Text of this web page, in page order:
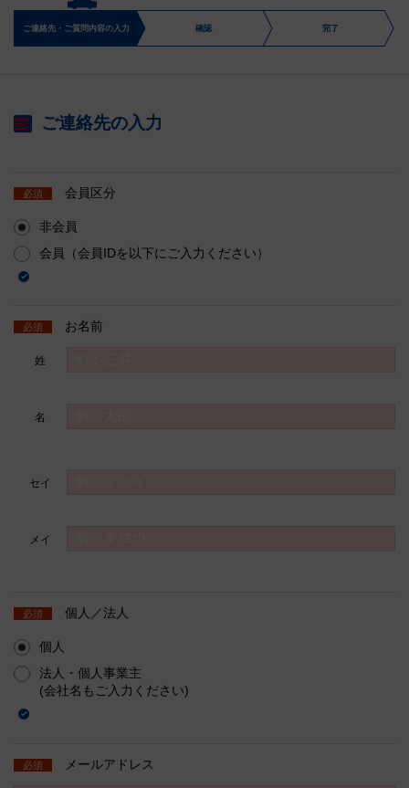
ご連絡先・ご質問内容の入力 確認 完了
ご連絡先の入力
必須 会員区分
非会員
会員（会員IDを以下にご入力ください）
必須 お名前
姓
名
セイ
メイ
必須 個人／法人
個人
法人・個人事業主
(会社名もご入力ください)
必須 メールアドレス